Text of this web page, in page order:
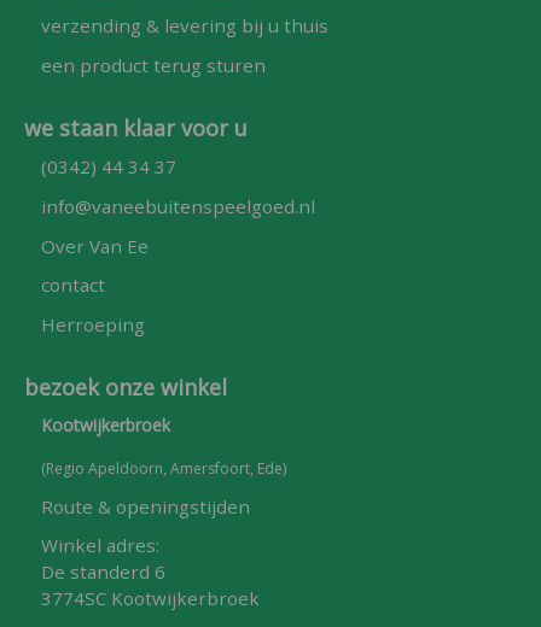
verzending & levering bij u thuis
een product terug sturen
we staan klaar voor u
(0342) 44 34 37
info@vaneebuitenspeelgoed.nl
Over Van Ee
contact
Herroeping
bezoek onze winkel
Kootwijkerbroek
(Regio Apeldoorn, Amersfoort, Ede)
Route & openingstijden
Winkel adres:
De standerd 6
3774SC Kootwijkerbroek